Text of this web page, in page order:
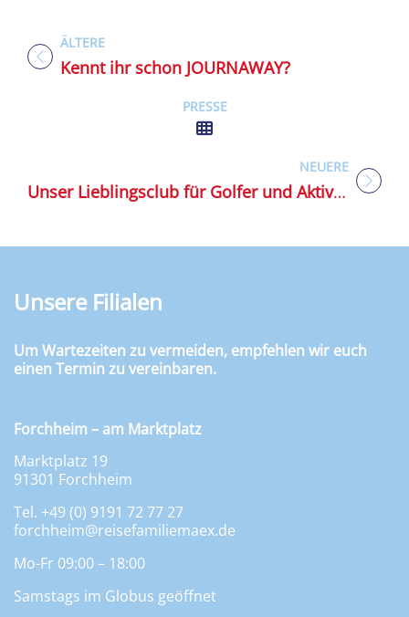
ÄLTERE
Titel für Presse
Kennt ihr schon JOURNAWAY?
PRESSE
NEUERE
Titel für Presse
Unser Lieblingsclub für Golfer und Aktivurlauber
Unsere Filialen
Um Wartezeiten zu vermeiden, empfehlen wir euch
einen Termin zu vereinbaren.
Forchheim – am Marktplatz
Marktplatz 19
91301 Forchheim
Tel. +49 (0) 9191 72 77 27
forchheim@reisefamiliemaex.de
Mo-Fr 09:00 – 18:00
Samstags im Globus geöffnet